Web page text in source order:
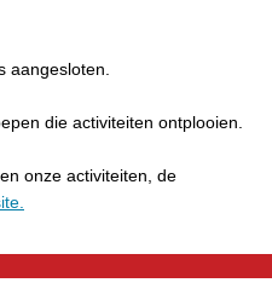
aangesloten.
die activiteiten ontplooien.
onze activiteiten, de